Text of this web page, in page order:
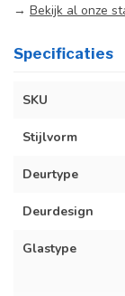
→ Bekijk al onze
Specificaties
SKU
Stijlvorm
Deurtype
Deurdesign
Glastype